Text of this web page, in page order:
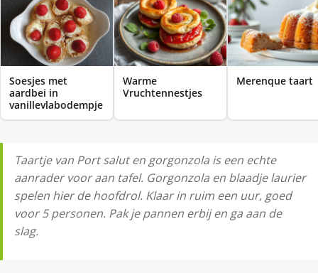
Soesjes met
aardbei in
vanillevlabodempje
Warme
Vruchtennestjes
Merenque taart
Taartje van Port salut en gorgonzola is een echte
aanrader voor aan tafel. Gorgonzola en blaadje laurier
spelen hier de hoofdrol. Klaar in ruim een uur, goed
voor 5 personen. Pak je pannen erbij en ga aan de
slag.